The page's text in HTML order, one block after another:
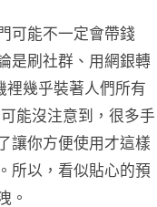
可能不一定會帶錢
是刷社群、用網銀轉
裡幾乎裝著人們所有
能沒注意到，很多手
讓你方便使用才這樣
所以，看似貼心的預
。